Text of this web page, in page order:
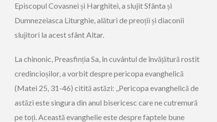
Episcopul Covasnei și Harghitei, a slujit Sfânta și
Dumnezeiasca Liturghie, alături de preoții și diaconii
slujitori la acest sfânt Altar.
La chinonic, Preasfinția Sa, în cuvântul de învățătură rostit
credincioșilor, a vorbit despre pericopa evanghelică
(Matei 25, 31-46) citită astăzi: ,,Pericopa evanghelică de
astăzi este singura din anul bisericesc care ne cutremură
pe toți. Această evanghelie este despre faptele bune